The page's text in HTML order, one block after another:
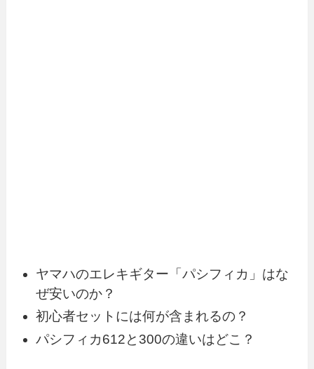
ヤマハのエレキギター「パシフィカ」はな
ぜ安いのか？
初心者セットには何が含まれるの？
パシフィカ612と300の違いはどこ？